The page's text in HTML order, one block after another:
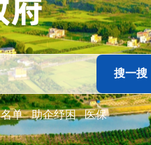
名单 助企纾困 医保